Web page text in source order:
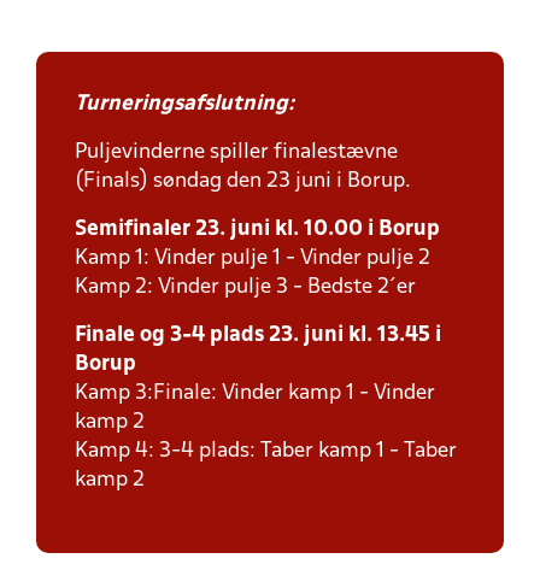
Turneringsafslutning:
Puljevinderne spiller finalestævne
(Finals) søndag den 23 juni i Borup.
Semifinaler 23. juni kl. 10.00 i Borup
Kamp 1: Vinder pulje 1 - Vinder pulje 2
Kamp 2: Vinder pulje 3 - Bedste 2´er
Finale og 3-4 plads 23. juni kl. 13.45 i
Borup
Kamp 3:Finale: Vinder kamp 1 - Vinder
kamp 2
Kamp 4: 3-4 plads: Taber kamp 1 - Taber
kamp 2